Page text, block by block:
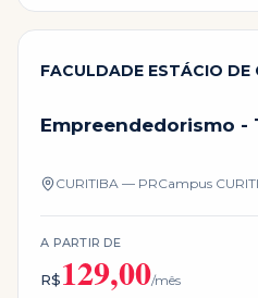
FACULDADE ESTÁCIO DE
Empreendedorismo -
CURITIBA — PRCampus
A PARTIR DE
R$129,00/mês